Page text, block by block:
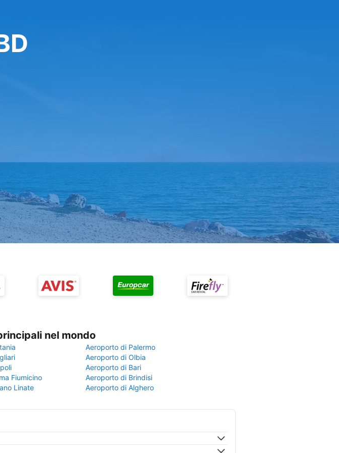
nel mondo
Aeroporto di Palermo
Aeroporto di Olbia
Aeroporto di Bari
Fiumicino
Aeroporto di Brindisi
Linate
Aeroporto di Alghero